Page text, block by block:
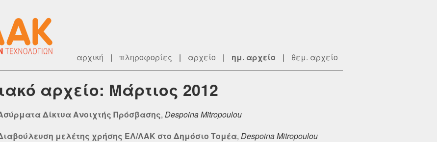
αρχική | πληροφορίες | αρχείο | ημ. αρχείο | θεμ. αρχείο
αρχείο: Μάρτιος 2012
Δίκτυα Ανοιχτής Πρόσβασης, Despoina Mitropoulou
μελέτης χρήσης ΕΛ/ΛΑΚ στο Δημόσιο Τομέα, Despoina Mitropoulou